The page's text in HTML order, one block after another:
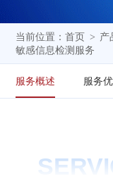
当前位置：首页 > 产
敏感信息检测服务
服务概述 服务